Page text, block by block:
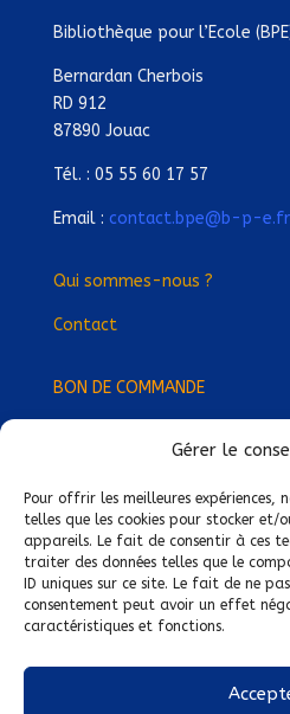
Gérer le
Pour offrir les meilleures expériences,
telles que les cookies pour stocker et/
appareils. Le fait de consentir à ces
traiter des données telles que le
ID uniques sur ce site. Le fait de ne
consentement peut avoir un effet
caractéristiques et fonctions.
Bibliothèque pour l’Ecole
Bernardan Cherbois
RD 912
87890 Jouac
Tél. : 05 55 60 17 57
Email : contact.bpe@b-p-e.fr
Qui sommes-nous ?
Contact
BON DE COMMANDE
Devenez Délégué·e Régional·e
Trouvez-nous près de chez
Mentions légales
Conditions générales de vente
Politique de confidentialité